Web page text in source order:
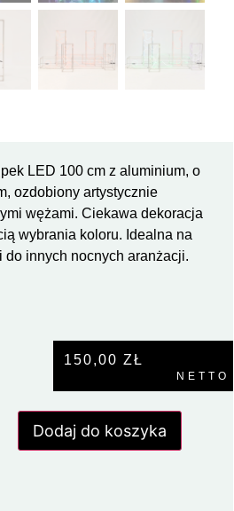
LED 100 cm z aluminium, o
ozdobiony artystycznie
wężami. Ciekawa dekoracja
wybrania koloru. Idealna na
do innych nocnych aranżacji.
150,00 ZŁ
NETTO
Dodaj do koszyka